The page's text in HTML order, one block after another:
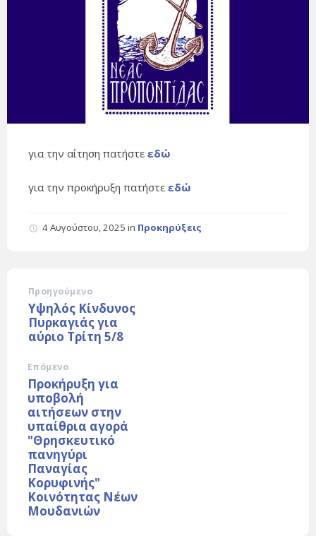
για την αίτηση πατήστε εδώ
για την προκήρυξη πατήστε εδώ
4 Αυγούστου, 2025 in Προκηρύξεις
Προηγούμενο
Υψηλός Κίνδυνος
Πυρκαγιάς για
αύριο Τρίτη 5/8
Επόμενο
Προκήρυξη για
υποβολή
αιτήσεων στην
υπαίθρια αγορά
"Θρησκευτικό
πανηγύρι
Παναγίας
Κορυφινής"
Κοινότητας Νέων
Μουδανιών